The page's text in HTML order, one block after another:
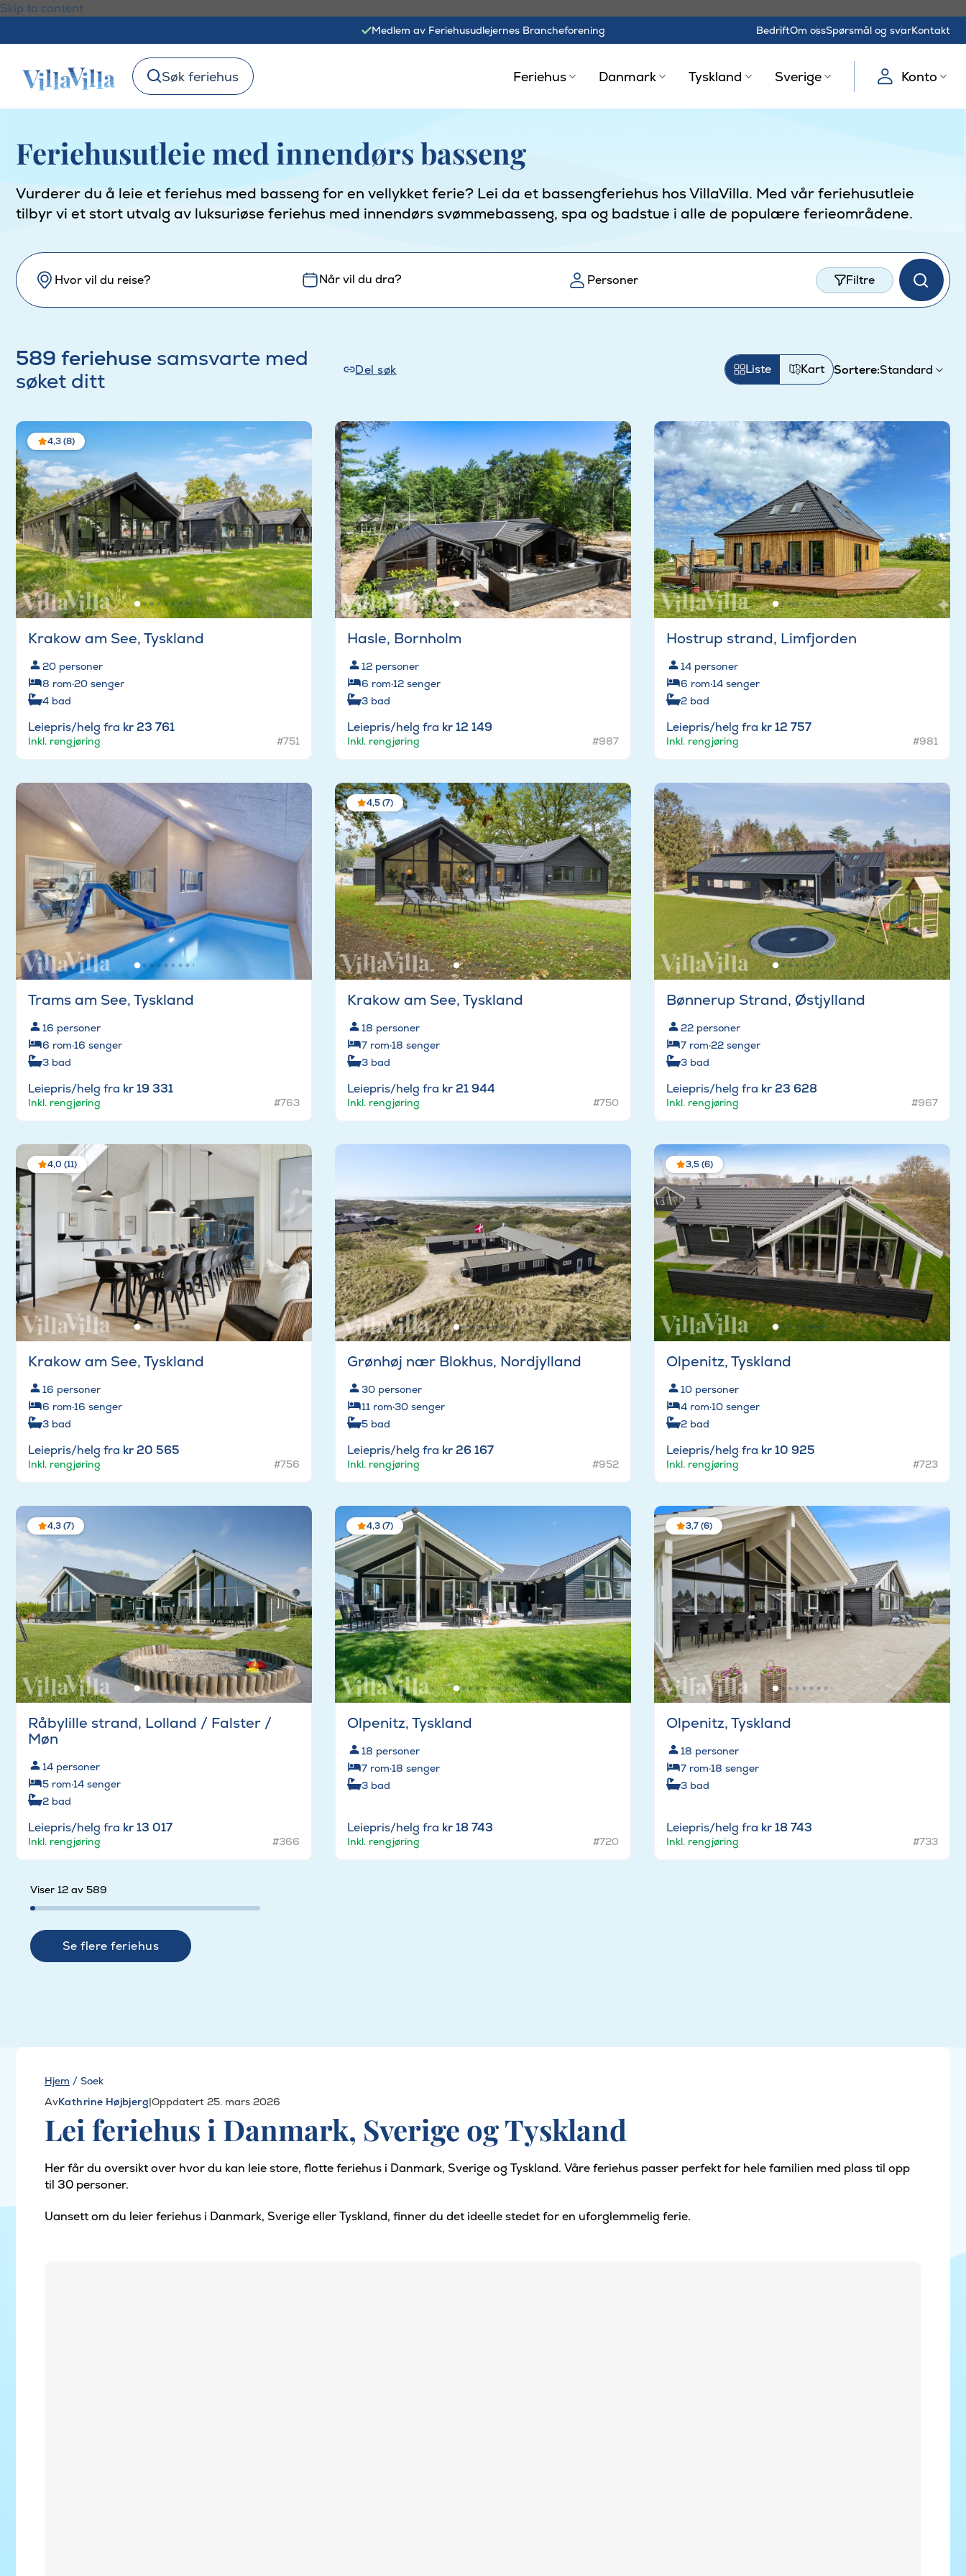
Skip to content
Medlem av Feriehusudlejernes Brancheforening BedriftOm ossSpørsmål og svarKontakt
Søk feriehus Feriehus Danmark Tyskland Sverige Konto
Feriehusutleie med innendørs basseng
Vurderer du å leie et feriehus med basseng for en vellykket ferie? Lei da et bassengferiehus hos VillaVilla. Med vår feriehusutleie
tilbyr vi et stort utvalg av luksuriøse feriehus med innendørs svømmebasseng, spa og badstue i alle de populære ferieområdene.
Hvor vil du reise? Når vil du dra? Personer Filtre
589 feriehuse samsvarte med
søket ditt
Del søk Sortere:
Liste Kart
4,3 (8)
Krakow am See, Tyskland
20 personer
8 rom·20 senger
4 bad
Leiepris/helg fra kr 23 761
Inkl. rengjøring #751
Hasle, Bornholm
12 personer
6 rom·12 senger
3 bad
Leiepris/helg fra kr 12 149
Inkl. rengjøring #987
Hostrup strand, Limfjorden
14 personer
6 rom·14 senger
2 bad
Leiepris/helg fra kr 12 757
Inkl. rengjøring #981
Trams am See, Tyskland
16 personer
6 rom·16 senger
3 bad
Leiepris/helg fra kr 19 331
Inkl. rengjøring #763
4,5 (7)
Krakow am See, Tyskland
18 personer
7 rom·18 senger
3 bad
Leiepris/helg fra kr 21 944
Inkl. rengjøring #750
Bønnerup Strand, Østjylland
22 personer
7 rom·22 senger
3 bad
Leiepris/helg fra kr 23 628
Inkl. rengjøring #967
4,0 (11)
Krakow am See, Tyskland
16 personer
6 rom·16 senger
3 bad
Leiepris/helg fra kr 20 565
Inkl. rengjøring #756
Grønhøj nær Blokhus, Nordjylland
30 personer
11 rom·30 senger
5 bad
Leiepris/helg fra kr 26 167
Inkl. rengjøring #952
3,5 (6)
Olpenitz, Tyskland
10 personer
4 rom·10 senger
2 bad
Leiepris/helg fra kr 10 925
Inkl. rengjøring #723
4,3 (7)
Råbylille strand, Lolland / Falster /
Møn
14 personer
5 rom·14 senger
2 bad
Leiepris/helg fra kr 13 017
Inkl. rengjøring #366
4,3 (7)
Olpenitz, Tyskland
18 personer
7 rom·18 senger
3 bad
Leiepris/helg fra kr 18 743
Inkl. rengjøring #720
3,7 (6)
Olpenitz, Tyskland
18 personer
7 rom·18 senger
3 bad
Leiepris/helg fra kr 18 743
Inkl. rengjøring #733
Viser 12 av 589
Se flere feriehus
Hjem / Soek
AvKathrine Højbjerg|Oppdatert 25. mars 2026
Lei feriehus i Danmark, Sverige og Tyskland
Her får du oversikt over hvor du kan leie store, flotte feriehus i Danmark, Sverige og Tyskland. Våre feriehus passer perfekt for hele familien med plass til opp
til 30 personer.
Uansett om du leier feriehus i Danmark, Sverige eller Tyskland, finner du det ideelle stedet for en uforglemmelig ferie.